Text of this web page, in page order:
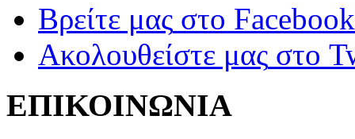
Βρείτε μας στο Facebook
Ακολουθείστε μας στο
ΕΠΙΚΟΙΝΩΝΙΑ